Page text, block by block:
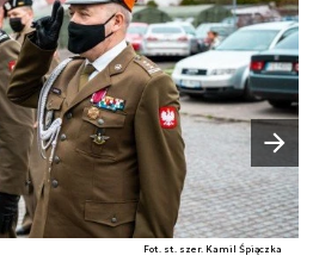
Fot. st. szer. Kamil Śpiączka
Następny slajd